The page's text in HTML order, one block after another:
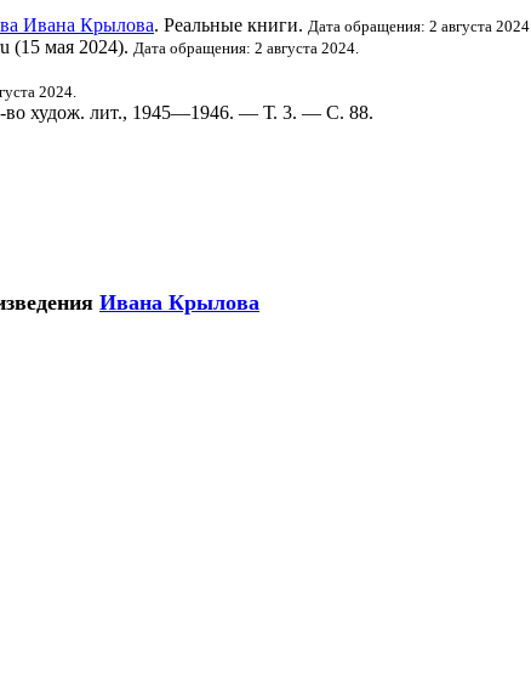
Ивана Крылова. Реальные книги. Дата обращения: 2 августа 2024.
(15 мая 2024). Дата обращения: 2 августа 2024.
2024.
во худож. лит., 1945—1946. — Т. 3. — С. 88.
Ивана Крылова